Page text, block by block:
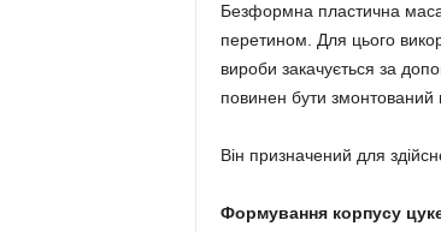
Безформна пластична
перетином. Для цього
вироби закачується за
повинен бути змонтований
Він призначений для
Формування корпусу